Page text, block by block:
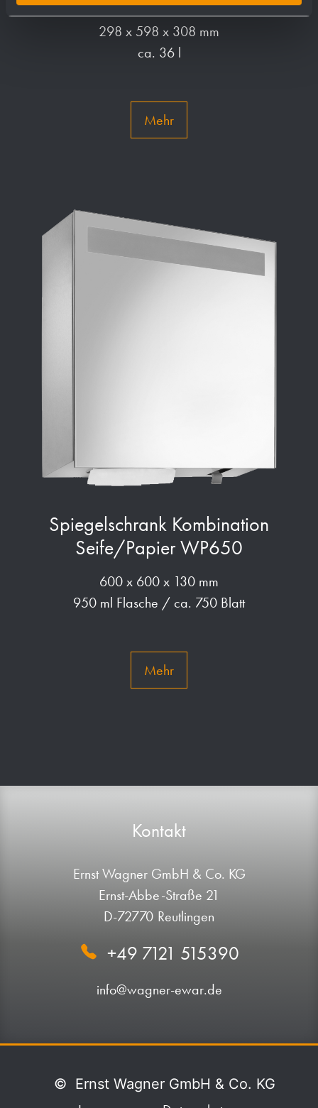
298 x 598 x 308 mm
ca. 36 l
Mehr
Spiegelschrank Kombination
Seife/Papier WP650
600 x 600 x 130 mm
950 ml Flasche / ca. 750 Blatt
Mehr
Kontakt
Ernst Wagner GmbH & Co. KG
Ernst-Abbe-Straße 21
D-72770 Reutlingen
+49 7121 515390
info@wagner-ewar.de
© Ernst Wagner GmbH & Co. KG